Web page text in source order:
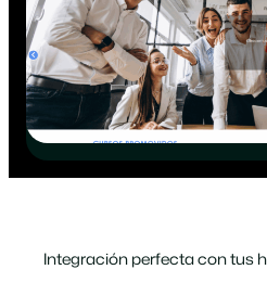
Integración perfecta con tus